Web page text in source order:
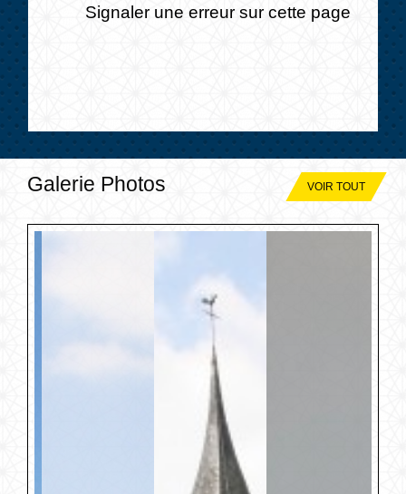
Signaler une erreur sur cette page
Galerie Photos VOIR TOUT